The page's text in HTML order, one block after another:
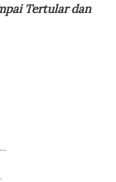
Tertular dan